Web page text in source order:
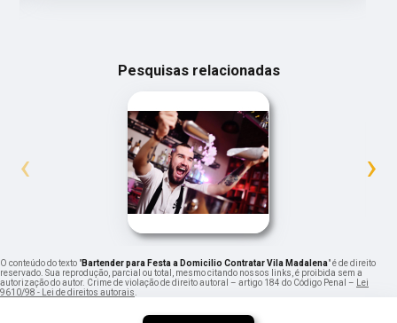
Pesquisas relacionadas
‹ ›
O conteúdo do texto "Bartender para Festa a Domicilio Contratar Vila Madalena" é de direito
reservado. Sua reprodução, parcial ou total, mesmo citando nossos links, é proibida sem a
autorização do autor. Crime de violação de direito autoral – artigo 184 do Código Penal –
Lei
9610/98 - Lei de direitos autorais